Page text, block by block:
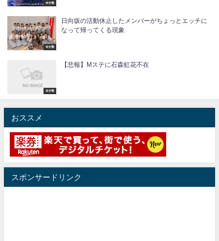
未分類
未分類
日向坂の活動休止したメンバーがちょっとエッチに
なって帰ってくる現象
未分類
【悲報】Mステに石森虹花不在
おススメ
スポンサードリンク